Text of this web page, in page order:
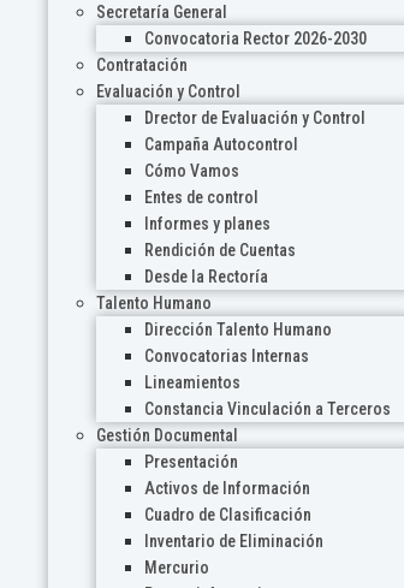
Secretaría General
Convocatoria Rector 2026-2030
Contratación
Evaluación y Control
Drector de Evaluación y Control
Campaña Autocontrol
Cómo Vamos
Entes de control
Informes y planes
Rendición de Cuentas
Desde la Rectoría
Talento Humano
Dirección Talento Humano
Convocatorias Internas
Lineamientos
Constancia Vinculación a Terceros
Gestión Documental
Presentación
Activos de Información
Cuadro de Clasificación
Inventario de Eliminación
Mercurio